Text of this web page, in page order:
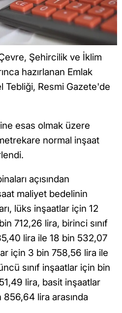
Şehircilik ve İklim
hazırlanan Emlak
Tebliği, Resmi Gazete'de
esas olmak üzere
normal inşaat
açısından
maliyet bedelinin
lüks inşaatlar için 12
712,26 lira, birinci sınıf
lira ile 18 bin 532,07
için 3 bin 758,56 lira ile
sınıf inşaatlar için bin
lira, basit inşaatlar
lira arasında